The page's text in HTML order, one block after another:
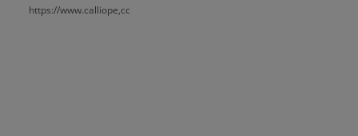
https://www.calliope,cc